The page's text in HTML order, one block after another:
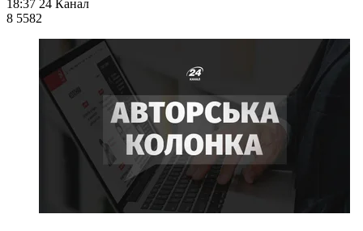
18:37 24 Канал
8 5582